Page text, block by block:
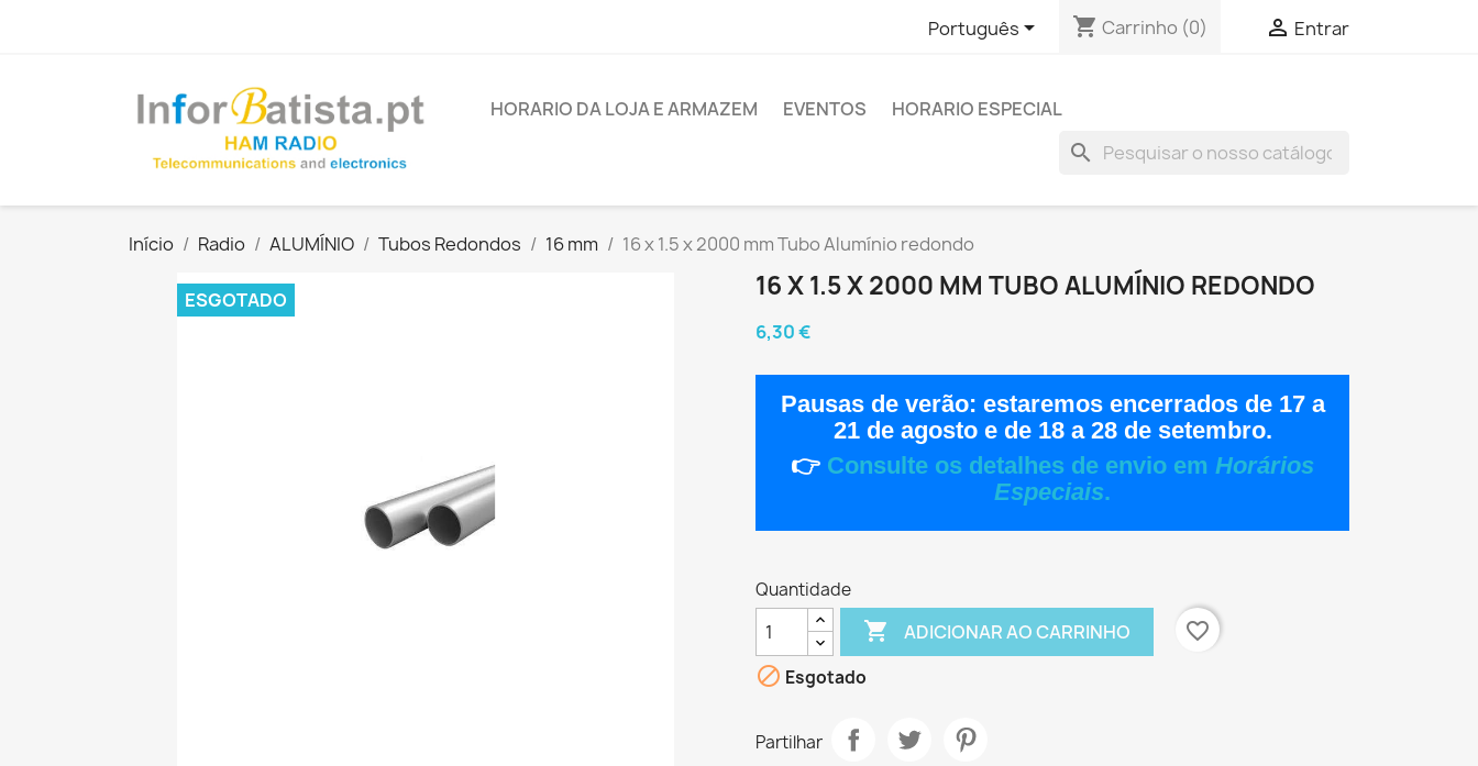
Português shopping_cart Carrinho (0)  Entrar
HORARIO DA LOJA E ARMAZEM EVENTOS HORARIO ESPECIAL
search
Início Radio ALUMÍNIO Tubos Redondos 16 mm 16 x 1.5 x 2000 mm Tubo Alumínio redondo
ESGOTADO 16 X 1.5 X 2000 MM TUBO ALUMÍNIO REDONDO
6,30 €
Pausas de verão: estaremos encerrados de 17 a
21 de agostoe de 18 a 28 de setembro.
👉 Consulte os detalhes de envio em Horários
Especiais.
Quantidade
 ADICIONAR AO CARRINHO
favorite_border
 Esgotado
Partilhar